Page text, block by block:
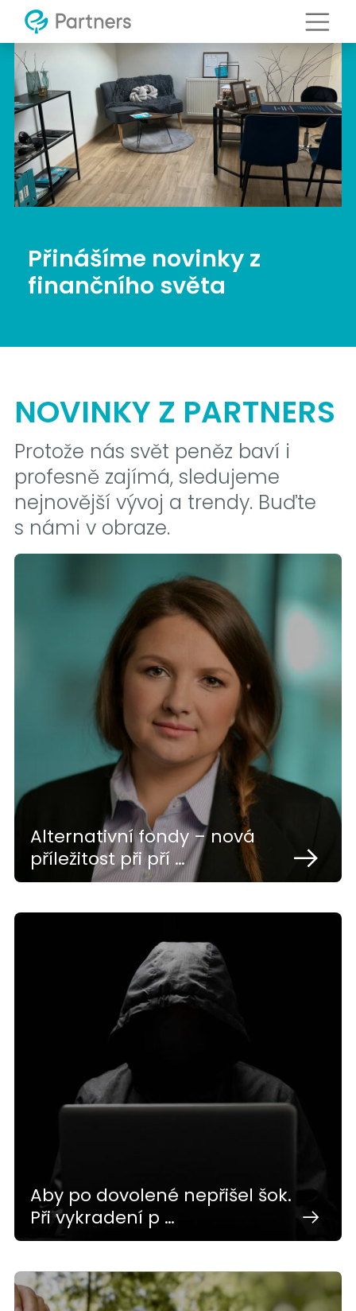
Přinášíme novinky z
finančního světa
NOVINKY Z PARTNERS
Protože nás svět peněz baví i
profesně zajímá, sledujeme
nejnovější vývoj a trendy. Buďte
s námi v obraze.
Alternativní fondy – nová
příležitost při pří …
Aby po dovolené nepřišel šok.
Při vykradení p …